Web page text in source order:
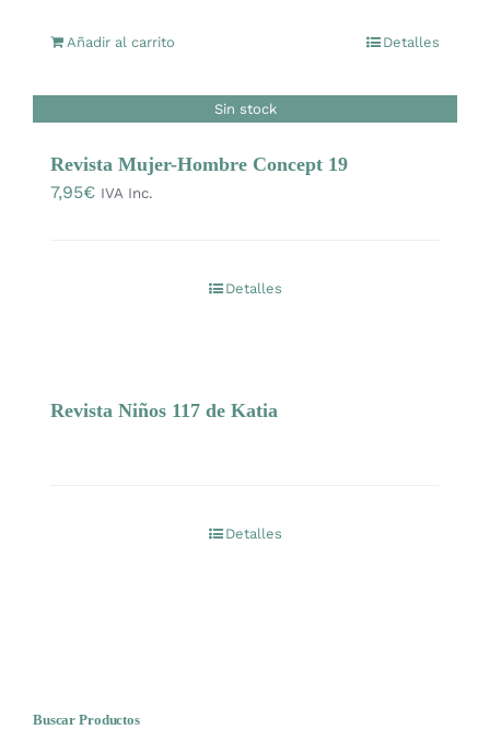
Libros y revistas
Añadir al carrito Detalles
Sin stock
Revista Mujer-Hombre Concept 19
7,95€ IVA Inc.
Detalles
Revista Niños 117 de Katia
Detalles
Buscar Productos